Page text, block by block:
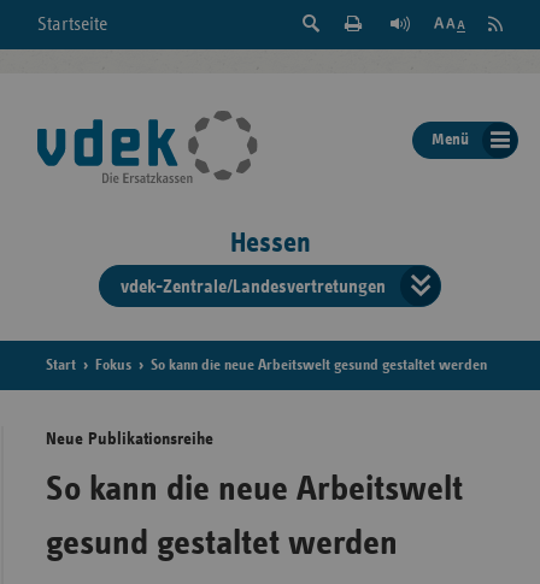
Startseite
Suche
der
Seite
Feed
Menü
Hessen
vdek-Zentrale/Landesvertretungen
der
Start Fokus So kann die neue Arbeitswelt gesund gestaltet werden
Neue Publikationsreihe
So kann die neue Arbeitswelt
gesund gestaltet werden